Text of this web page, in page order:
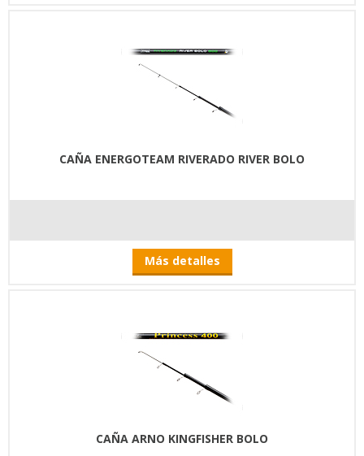
CAÑA ENERGOTEAM RIVERADO RIVER BOLO
Más detalles
CAÑA ARNO KINGFISHER BOLO